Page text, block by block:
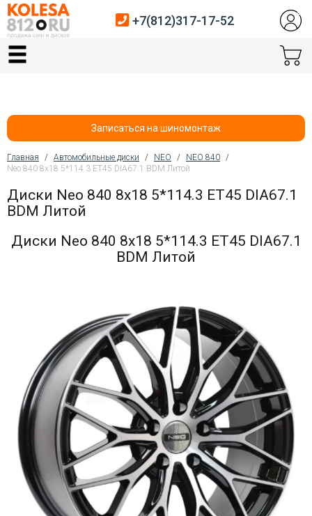
Главная
Автосервис
Услуги шиномонтажа
Хранение шин
Войти на сайт
+7(812)317-
17-
52
Пн-
Пт:
9:00
+7(812)317-17-52
Записаться на шиномонтаж
Вы здесь
Главная / Автомобильные диски / NEO / NEO 840 /
Neo 840 8x18 5*114.3 ET45 DIA67.1 BDM Литой
Диски Neo 840 8x18 5*114.3 ET45 DIA67.1
BDM Литой
Диски Neo 840 8x18 5*114.3 ET45 DIA67.1
BDM Литой